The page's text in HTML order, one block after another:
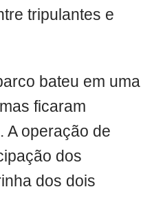
tripulantes e
bateu em uma
ficaram
A operação de
dos
dos dois